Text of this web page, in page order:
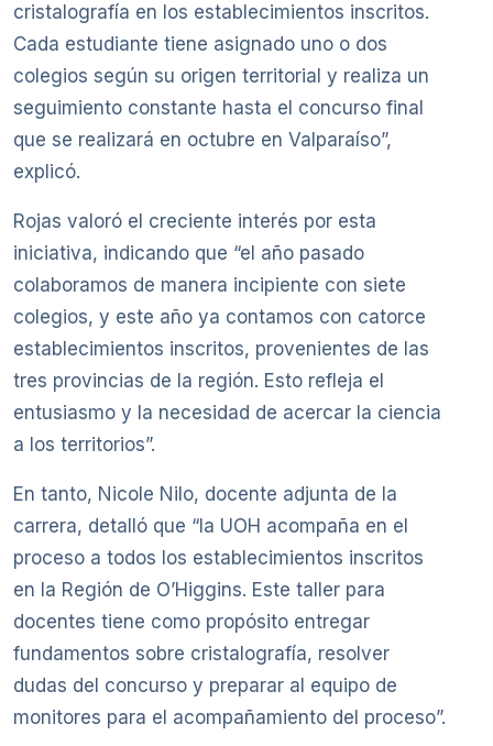
cristalografía en los establecimientos inscritos.
Cada estudiante tiene asignado uno o dos
colegios según su origen territorial y realiza un
seguimiento constante hasta el concurso final
que se realizará en octubre en Valparaíso”,
explicó.
Rojas valoró el creciente interés por esta
iniciativa, indicando que “el año pasado
colaboramos de manera incipiente con siete
colegios, y este año ya contamos con catorce
establecimientos inscritos, provenientes de las
tres provincias de la región. Esto refleja el
entusiasmo y la necesidad de acercar la ciencia
a los territorios”.
En tanto, Nicole Nilo, docente adjunta de la
carrera, detalló que “la UOH acompaña en el
proceso a todos los establecimientos inscritos
en la Región de O’Higgins. Este taller para
docentes tiene como propósito entregar
fundamentos sobre cristalografía, resolver
dudas del concurso y preparar al equipo de
monitores para el acompañamiento del proceso”.